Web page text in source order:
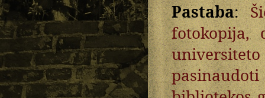
Pastaba:
fotokopija,